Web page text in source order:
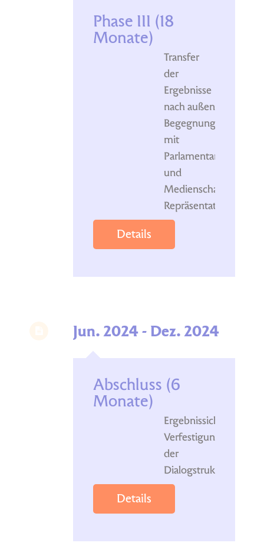
Phase III (18
Monate)
Transfer
der
Ergebnisse
nach außen
Begegnungsformate
mit
ParlamentarierInnen
und
Medienschaffenden
Repräsentation
Details
Jun. 2024 - Dez. 2024
Abschluss (6
Monate)
Ergebnissicherung
Verfestigung
der
Dialogstrukturen
Details